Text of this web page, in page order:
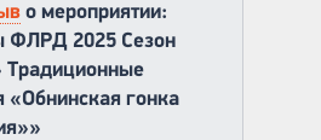
о мероприятии:
ФЛРД 2025 Сезон
Традиционные
«Обнинская гонка